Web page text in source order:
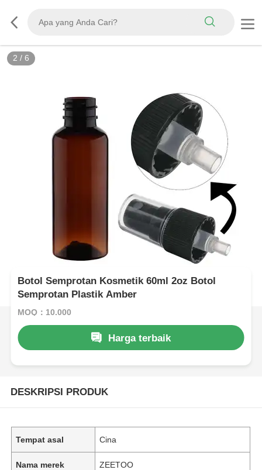
2 / 6
Botol Semprotan Kosmetik 60ml 2oz Botol
Semprotan Plastik Amber
MOQ：10.000
Harga terbaik
DESKRIPSI PRODUK
Tempat asal Cina
Nama merek ZEETOO